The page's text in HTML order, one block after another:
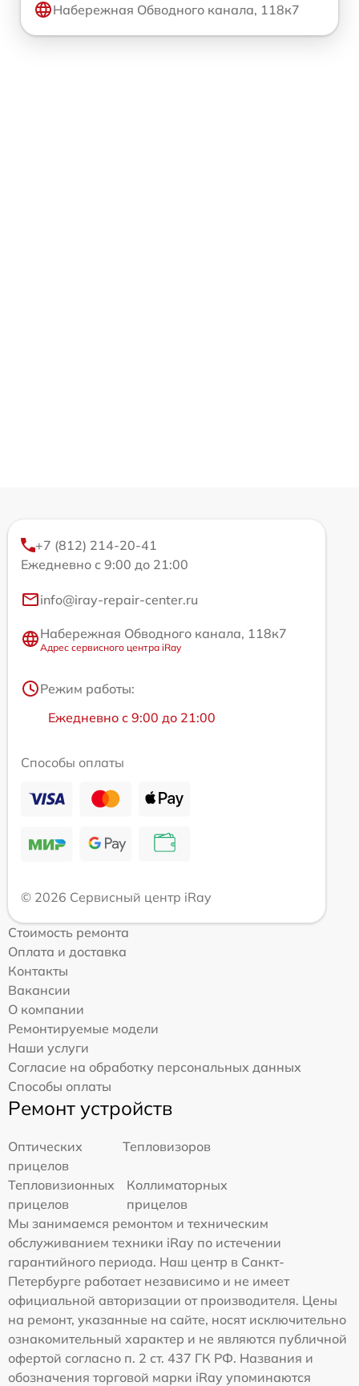
Набережная Обводного канала, 118к7
+7 (812) 214-20-41
Ежедневно с 9:00 до 21:00
info@iray-repair-center.ru
Набережная Обводного канала, 118к7
Адрес сервисного центра iRay
Режим работы:
Ежедневно с 9:00 до 21:00
Способы оплаты
© 2026 Сервисный центр iRay
Стоимость ремонта
Оплата и доставка
Контакты
Вакансии
О компании
Ремонтируемые модели
Наши услуги
Согласие на обработку персональных данных
Способы оплаты
Ремонт устройств
Оптических
прицелов
Тепловизоров
Тепловизионных
прицелов
Коллиматорных
прицелов
Мы занимаемся ремонтом и техническим
обслуживанием техники iRay по истечении
гарантийного периода. Наш центр в Санкт-
Петербурге работает независимо и не имеет
официальной авторизации от производителя. Цены
на ремонт, указанные на сайте, носят исключительно
ознакомительный характер и не являются публичной
офертой согласно п. 2 ст. 437 ГК РФ. Названия и
обозначения торговой марки iRay упоминаются